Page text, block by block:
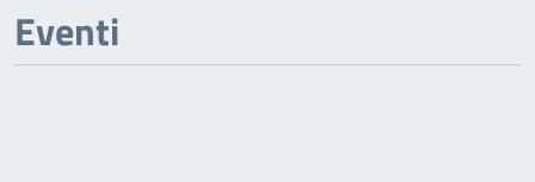
Eventi